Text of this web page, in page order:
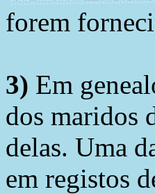
forem
3) Em
dos maridos
delas. Uma
em registos